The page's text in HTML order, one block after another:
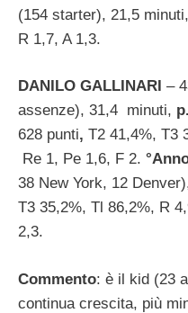
(154 starter), 21,5 minuti,
R 1,7, A 1,3.
DANILO GALLINARI –
assenze), 31,4 minuti,
628 punti, T2 41,4%, T3
Re 1, Pe 1,6, F 2.
38 New York, 12
T3 35,2%, Tl 86,2%, R
2,3.
Commento: è il kid (23
continua crescita, più